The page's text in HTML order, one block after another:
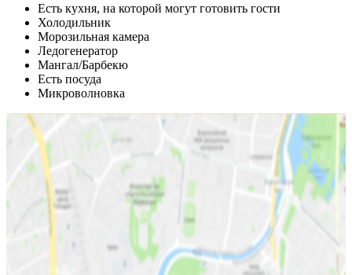
Есть кухня, на которой могут готовить гости
Холодильник
Морозильная камера
Ледогенератор
Мангал/Барбекю
Есть посуда
Микроволновка